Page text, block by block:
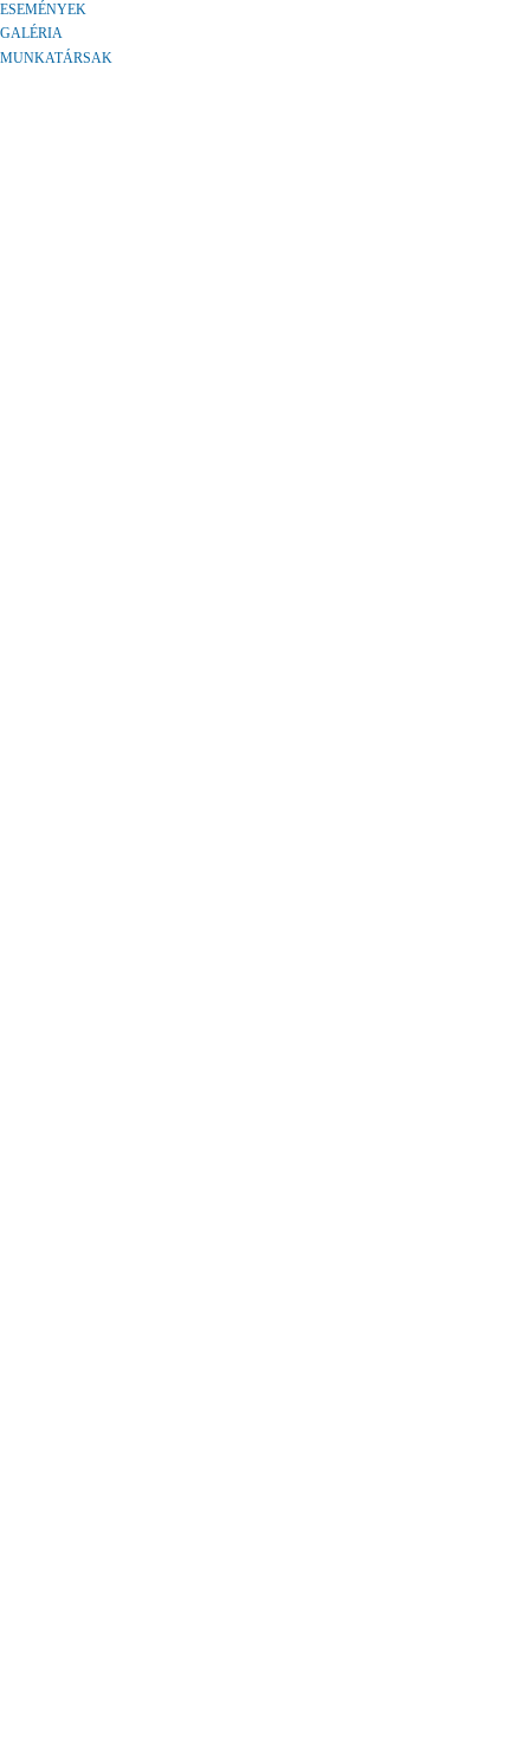
ESEMÉNYEK
GALÉRIA
MUNKATÁRSAK